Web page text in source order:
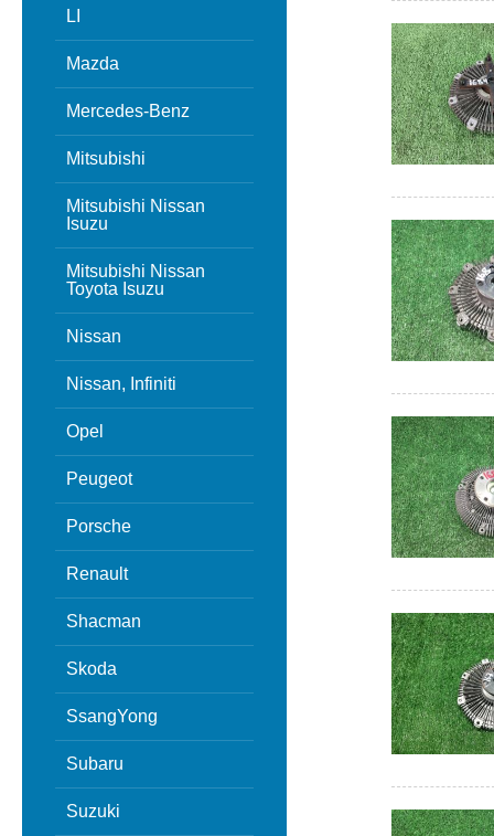
LI
Mazda
Mercedes-Benz
Mitsubishi
Mitsubishi Nissan
Isuzu
Mitsubishi Nissan
Toyota Isuzu
Nissan
Nissan, Infiniti
Opel
Peugeot
Porsche
Renault
Shacman
Skoda
SsangYong
Subaru
Suzuki